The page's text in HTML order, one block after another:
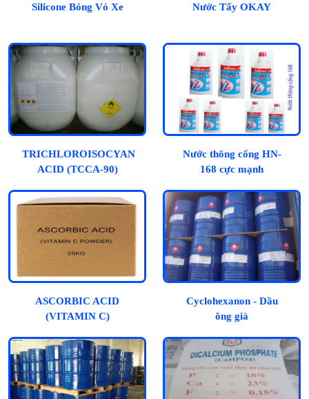
Silicone Bóng Vỏ Xe Nước Tẩy OKAY
TRICHLOROISOCYANURIC
ACID (TCCA-90)
Nước thông cống HN-
168 cực mạnh
ASCORBIC ACID
(VITAMIN C)
Cyclohexanon - Dầu
ông già